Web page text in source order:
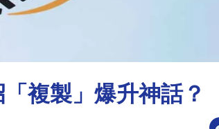
複製」爆升神話？